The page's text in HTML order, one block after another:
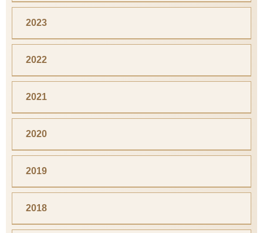
2023
2022
2021
2020
2019
2018